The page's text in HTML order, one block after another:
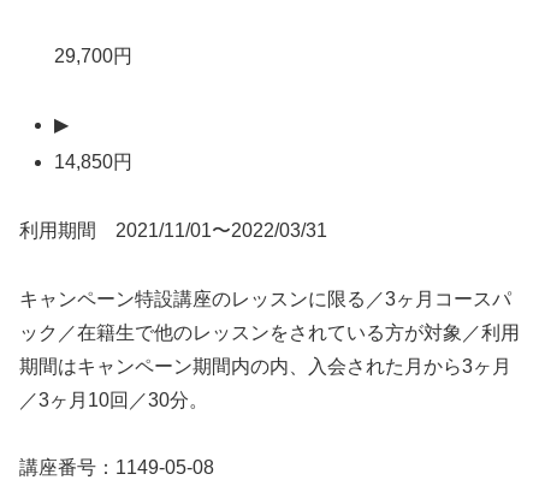
29,700円
▶
14,850円
利用期間 2021/11/01〜2022/03/31
キャンペーン特設講座のレッスンに限る／3ヶ月コースパ
ック／在籍生で他のレッスンをされている方が対象／利用
期間はキャンペーン期間内の内、入会された月から3ヶ月
／3ヶ月10回／30分。
講座番号：1149-05-08